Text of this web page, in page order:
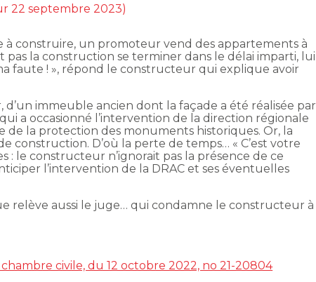
22 septembre 2023)
à construire, un promoteur vend des appartements à
la construction se terminer dans le délai imparti, lui
faute ! », répond le constructeur qui explique avoir
immeuble ancien dont la façade a été réalisée par
a occasionné l’intervention de la direction régionale
de la protection des monuments historiques. Or, la
construction. D’où la perte de temps… « C’est votre
: le constructeur n’ignorait pas la présence de ce
l’intervention de la DRAC et ses éventuelles
relève aussi le juge… qui condamne le constructeur à
civile, du 12 octobre 2022, no 21-20804